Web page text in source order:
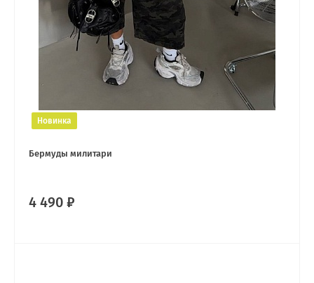
Новинка
Бермуды милитари
4 490 ₽